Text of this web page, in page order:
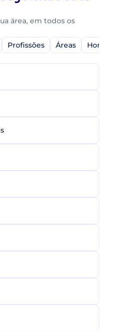
área, em todos os
Profissões Áreas Home-